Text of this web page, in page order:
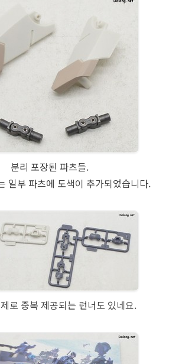
분리 포장된 파츠들.
일부 파츠에 도색이 추가되었습니다.
로 중복 제공되는 런너도 있네요.